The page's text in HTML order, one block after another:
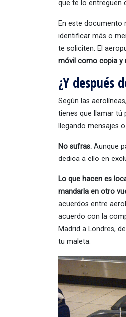
que te lo entreguen
En este documento
identificar más o
te soliciten. El
móvil como copia y
¿Y después
Según las
tienes que llamar tú
llegando mensajes
No sufras. Aunque
dedica a ello en
Lo que hacen es
mandarla en otro
acuerdos entre
acuerdo con la
Madrid a Londres,
tu maleta.